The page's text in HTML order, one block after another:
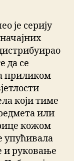
је серију
да се
приликом
који тиме
или
кожом
упућивала
и руковање